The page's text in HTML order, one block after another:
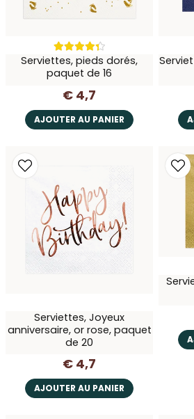
Envoyer la
Serviettes, pieds dorés,
paquet de 16
€ 4,7
AJOUTER AU PANIER
Serviettes, Joyeux
anniversaire, or rose, paquet
de 20
€ 4,7
AJOUTER AU PANIER